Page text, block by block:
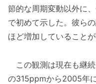
節的な周期変動以外に
で初めて示した。彼ら
ほど増加していることが
この観測は現在も継
の315ppmから2005年